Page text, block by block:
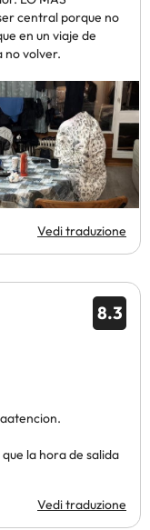
central porque no
en un viaje de
no volver.
Vedi traduzione
8.3
la hora de salida
Vedi traduzione